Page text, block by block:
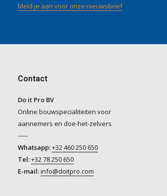
Meld je aan voor onze nieuwsbrief
Contact
Do it Pro BV
Online bouwspecialiteiten voor
aannemers en doe-het-zelvers
-----
Whatsapp:+32 460 250 650
Tel:+32 78 250 650
E-mail:info@doitpro.com